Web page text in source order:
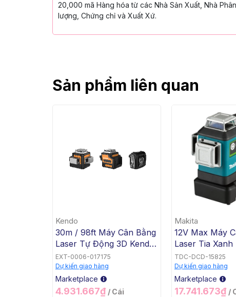
20,000 mã Hàng hóa từ các Nhà Sản Xuất, Nhà
lượng, Chứng chỉ và Xuất Xứ.
Sản phẩm liên quan
Kendo
30m / 98ft Máy Cân Bằng
Laser Tự Động 3D Kendo
35547, 4 Cái / Hộp
EXT-0006-017175
Dự kiến giao hàng
Marketplace
4.931.667₫ / Cái
Makita
12V Max Máy
Laser Tia Xanh
Makita SK700GD
TDC-DCD-15825
Dự kiến giao hàng
Marketplace
17.741.673₫ /